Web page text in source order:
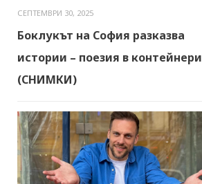
СЕПТЕМВРИ 30, 2025
Боклукът на София разказва
истории – поезия в контейнери
(СНИМКИ)